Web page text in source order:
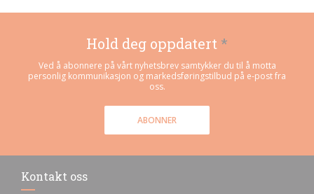
Hold deg oppdatert *
Ved å abonnere på vårt nyhetsbrev samtykker du til å motta
personlig kommunikasjon og markedsføringstilbud på e-post fra
oss.
ABONNER
Kontakt oss